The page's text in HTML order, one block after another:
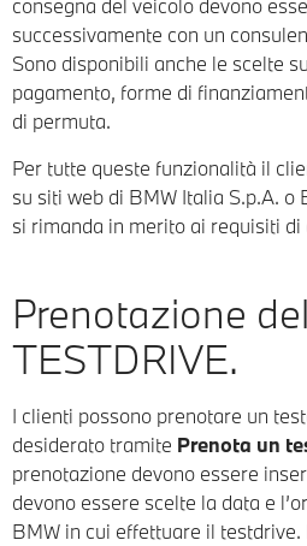
consegna del veicolo devono
successivamente con un
Sono disponibili anche le scelte
pagamento, forme di
di permuta.
Per tutte queste funzionalità il
su siti web di BMW Italia S.p.A. o
si rimanda in merito ai requisiti di
Prenotazione del
TESTDRIVE.
I clienti possono prenotare un
desiderato tramite Prenota un
prenotazione devono essere
devono essere scelte la data e
BMW in cui effettuare il testdrive.